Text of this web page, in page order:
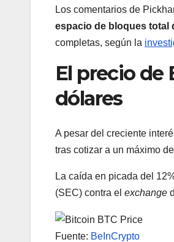
Los comentarios de
espacio de bloques total
completas, según la
El precio de
dólares
A pesar del creciente
tras cotizar a un máximo
La caída en picada del
(SEC) contra el exchange
Fuente: BeInCrypto